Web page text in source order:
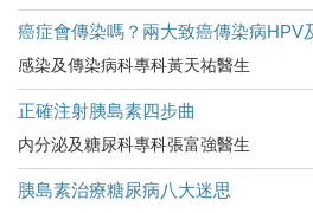
癌症會傳染嗎？兩大致癌傳染病HPV
感染及傳染病科專科黃天祐醫生
正確注射胰島素四步曲
内分泌及糖尿科專科張富強醫生
胰島素治療糖尿病八大迷思